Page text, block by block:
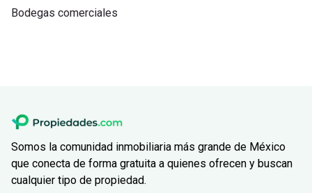
Bodegas comerciales
Somos la comunidad inmobiliaria más grande de México
que conecta de forma gratuita a quienes ofrecen y buscan
cualquier tipo de propiedad.